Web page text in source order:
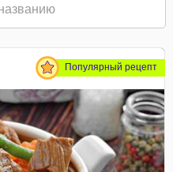
Популярный рецепт